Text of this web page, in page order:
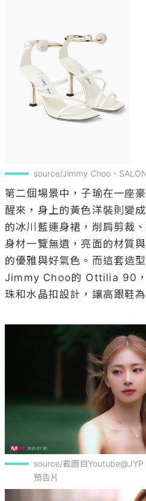
source/Jimmy Choo、
第二個場景中，子瑜在一座
醒來，身上的黃色洋裝則變
的冰川藍連身裙，削肩剪裁
身材一覽無遺，亮面的材質
的優雅與好氣色。而這套造
Jimmy Choo的 Ottilia 90，
珠和水晶扣設計，讓高跟鞋
source/截圖自
預告片